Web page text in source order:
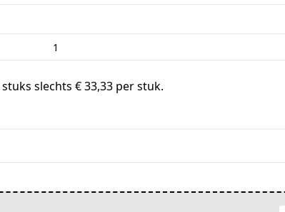
slechts € 33,33 per stuk.